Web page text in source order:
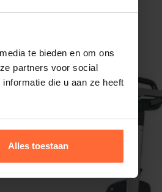
te bieden en om ons
partners voor social
die u aan ze heeft
Alles toestaan